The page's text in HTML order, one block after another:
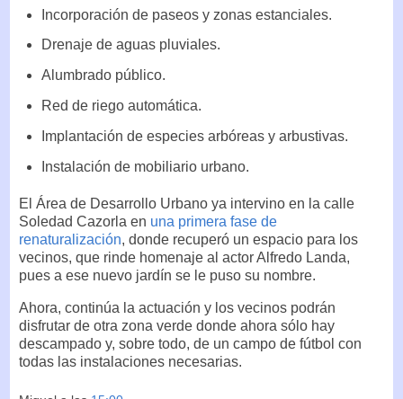
Incorporación de paseos y zonas estanciales.
Drenaje de aguas pluviales.
Alumbrado público.
Red de riego automática.
Implantación de especies arbóreas y arbustivas.
Instalación de mobiliario urbano.
El Área de Desarrollo Urbano ya intervino en la calle
Soledad Cazorla en una primera fase de
renaturalización, donde recuperó un espacio para los
vecinos, que rinde homenaje al actor Alfredo Landa,
pues a ese nuevo jardín se le puso su nombre.
Ahora, continúa la actuación y los vecinos podrán
disfrutar de otra zona verde donde ahora sólo hay
descampado y, sobre todo, de un campo de fútbol con
todas las instalaciones necesarias.